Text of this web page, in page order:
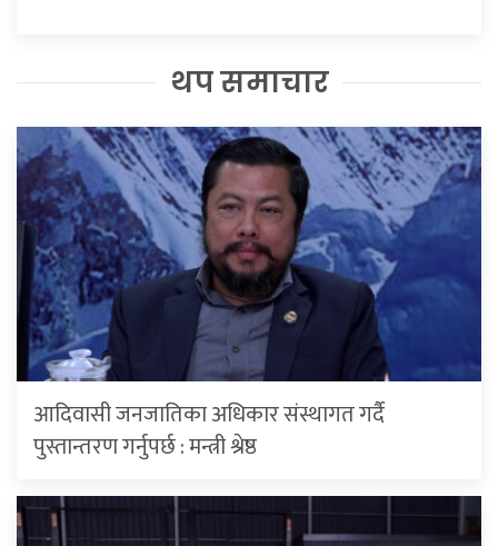
थप समाचार
आदिवासी जनजातिका अधिकार संस्थागत गर्दै
पुस्तान्तरण गर्नुपर्छ : मन्त्री श्रेष्ठ